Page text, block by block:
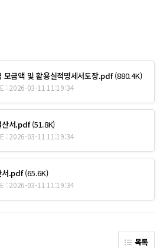
모금액 및 활용실적명세서도장.pdf(880.4K)
: 2026-03-11 11:19:34
산서.pdf(51.8K)
: 2026-03-11 11:19:34
서.pdf(65.6K)
: 2026-03-11 11:19:34
목록